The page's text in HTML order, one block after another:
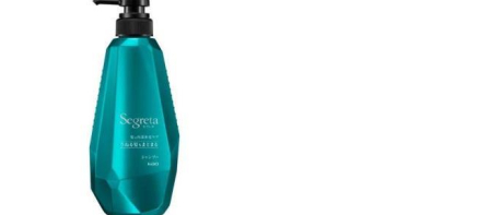
60 баллов
100 баллов
1 212.00
Р
за 1.00 мл
